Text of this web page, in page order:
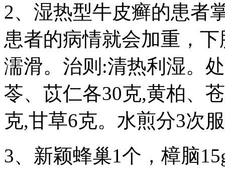
2、湿热型牛皮癣的患者
患者的病情就会加重，
濡滑。治则:清热利湿。
苓、苡仁各30克,黄柏、
克,甘草6克。水煎分3次
3、新颖蜂巢1个，樟脑